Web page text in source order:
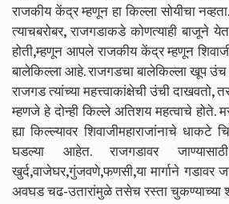
राजकीय केंद्र म्हणून हा किल्ला सोयीचा
त्याचबरोबर, राजगडाकडे कोणत्याही बाजूने
होती,म्हणून आपले राजकीय केंद्र म्हणून
बालेकिल्ला आहे. राजगडचा बालेकिल्ला खूप
राजगड त्यांच्या महत्त्वाकांक्षेची उंची दाखवतो,
म्हणजे हे दोन्ही किल्ले अतिशय महत्वाचे होते.
ह्या किल्ल्यावर शिवाजीमहाराजांनाचे धाकटे
घडल्या आहेत. राजगडावर
खुर्द,वाजेघर,गुंजवणे,फणसी,या मार्गाने गडावर
अवघड चढ-उतारांमुळे तसेच रस्ता चुकण्याच्या